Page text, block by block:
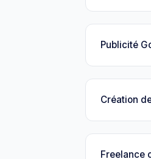
Publicité
Création
Freelance